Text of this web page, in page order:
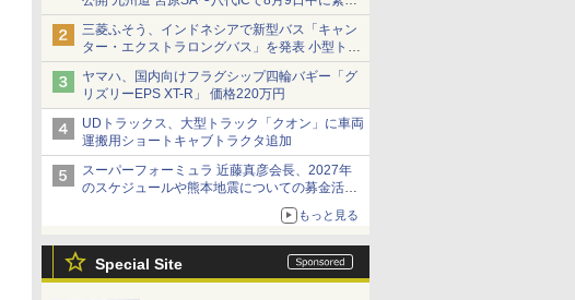
車両を通行可能に
三菱ふそう、インドネシアで新型バス「キャン
ター・エクストラロングバス」を発表 小型トラ
ックベースの観光・旅客輸送向けバス
ヤマハ、国内向けフラグシップ四輪バギー「グ
リズリーEPS XT-R」 価格220万円
UDトラックス、大型トラック「クオン」に車両
運搬用ショートキャブトラクタ追加
スーパーフォーミュラ 近藤真彦会長、2027年
のスケジュールや熊本地震についての募金活動
もっと見る
Special Site